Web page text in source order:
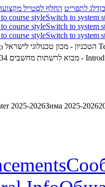
דלג לתפריט החלף לסטייל מקצוע
course styleSwitch to system
course styleSwitch to system
course styleSwitch to system
02360334 - מבוא לרשתות מחשבים
2025-2026Зима 2025-2026